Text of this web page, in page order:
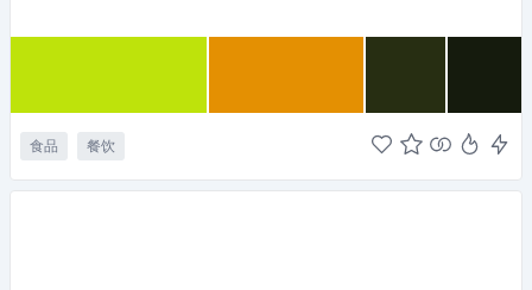
食品 餐饮